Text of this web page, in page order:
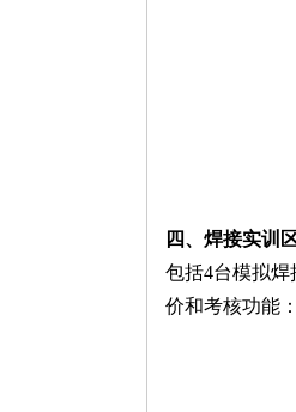
四、焊接实训
包括4台模拟
价和考核功能